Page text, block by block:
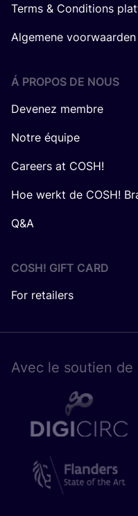
Terms & Conditions
Algemene
Á PROPOS DE NOUS
Devenez membre
Notre équipe
Careers at COSH!
Hoe werkt de COSH!
Q&A
COSH! GIFT CARD
For retailers
Avec le sou­tien de